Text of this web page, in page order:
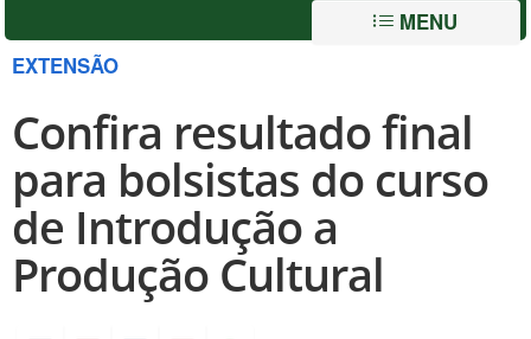
MENU
EXTENSÃO
Confira resultado final
para bolsistas do curso
de Introdução a
Produção Cultural